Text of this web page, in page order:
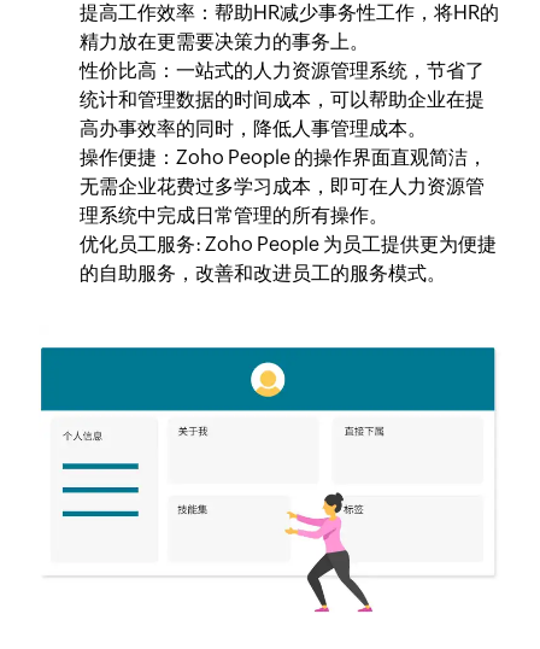
提高工作效率：帮助HR减少事务性工作，将HR的
精力放在更需要决策力的事务上。
性价比高 ：一站式的人力资源管理系统，节省了
统计和管理数据的时间成本，可以帮助企业在提
高办事效率的同时，降低人事管理成本。
操作便捷 ：Zoho People 的操作界面直观简洁，
无需企业花费过多学习成本，即可在人力资源管
理系统中完成日常管理的所有操作。
优化员工服务: Zoho People 为员工提供更为便捷
的自助服务，改善和改进员工的服务模式。